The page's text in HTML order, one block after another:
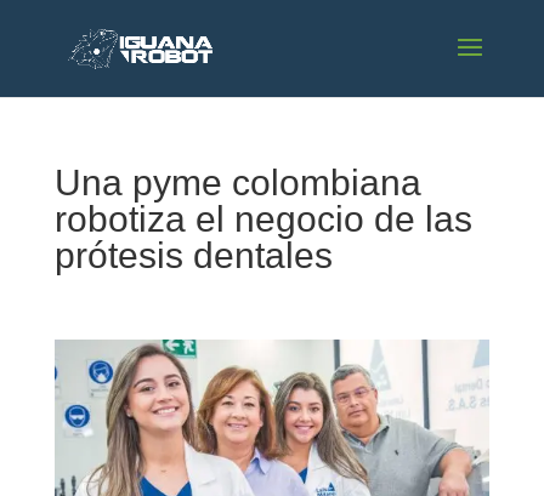
Una pyme colombiana
robotiza el negocio de las
prótesis dentales